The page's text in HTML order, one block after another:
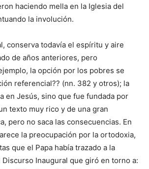
haciendo mella en la Iglesia del
la involución.
conserva todavía el espíritu y aire
de años anteriores, pero
la opción por los pobres se
referencial?? (nn. 382 y otros); la
en Jesús, sino que fue fundada por
texto muy rico y de una gran
pero no saca las consecuencias. En
la preocupación por la ortodoxia,
que el Papa había trazado a la
Inaugural que giró en torno a: